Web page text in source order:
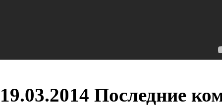
19.03.2014 Последние